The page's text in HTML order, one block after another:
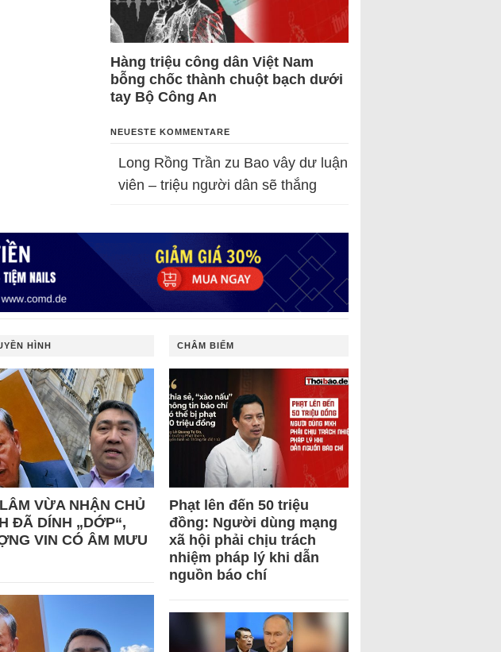
Hàng triệu công dân Việt Nam
bỗng chốc thành chuột bạch dưới
tay Bộ Công An
NEUESTE KOMMENTARE
Long Rồng Trần zu Bao vây dư luận
viên – triệu người dân sẽ thắng
HÌNH
VỪA NHẬN CHỦ
ĐÃ DÍNH „DỚP“,
VIN CÓ ÂM MƯU
CHÂM BIẾM
Phạt lên đến 50 triệu
đồng: Người dùng mạng
xã hội phải chịu trách
nhiệm pháp lý khi dẫn
nguồn báo chí